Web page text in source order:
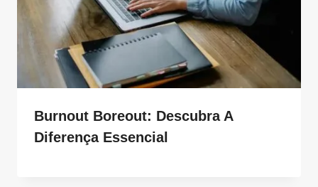
Burnout Boreout: Descubra A
Diferença Essencial